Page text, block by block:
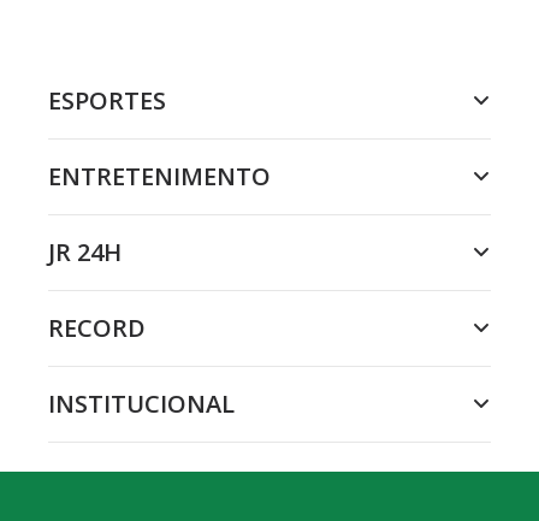
ESPORTES
ENTRETENIMENTO
JR 24H
RECORD
INSTITUCIONAL